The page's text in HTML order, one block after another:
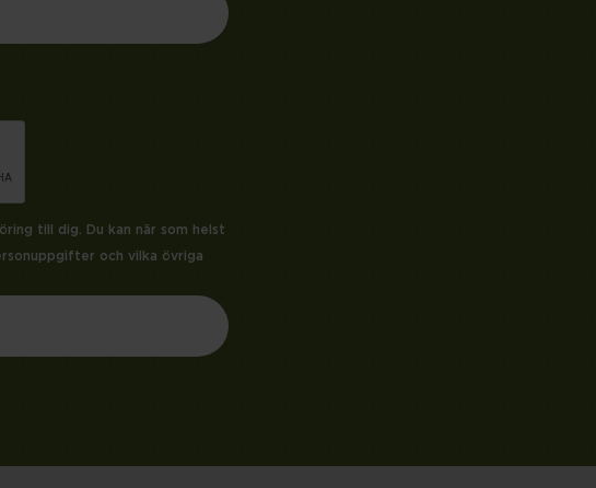
till dig. Du kan när som helst
och vilka övriga